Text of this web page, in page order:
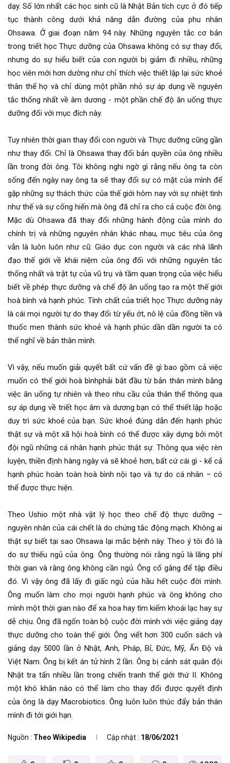
dạy. Số lớn nhất các học sinh cũ là Nhật Bản tích cực ở đó tiếp
tục thành công dưới khả năng dẫn đường của phu nhân
Ohsawa. Ở giai đoạn năm 94 này. Những nguyên tắc cơ bản
trong triết học Thực dưỡng của Ohsawa không có sự thay đổi,
nhưng do sự hiểu biết của con người bị giảm đi nhiều, những
học viên mới hơn dường như chỉ thích việc thiết lập lại sức khoẻ
thân thể họ và chỉ dùng một phần nhỏ sự áp dụng về nguyên
tắc thống nhất về âm dương - một phần chế độ ăn uống thực
dưỡng đối với mục đích này.
Tuy nhiên thời gian thay đổi con người và Thực dưỡng cũng gần
như thay đổi. Chỉ là Ohsawa thay đổi bản quyền của ông nhiều
lần trong đời ông. Tôi không nghi ngờ gì rằng nếu ông ta còn
sống đến ngày nay ông ta sẽ thay đổi sự có mặt của mình để
gặp những sự thách thức của thế giới hôm nay với sự nhiệt tình
như thế và sự cống hiến mà ông đã chỉ ra cho cả cuộc đời ông.
Mặc dù Ohsawa đã thay đổi những hành động của mình do
chính trị và những nguyên nhân khác nhau, mục tiêu của ông
vẫn là luôn luôn như cũ: Giáo dục con người và các nhà lãnh
đạo thế giới về khái niệm của ông đối với những nguyên tắc
thống nhất và trật tự của vũ trụ và tầm quan trọng của việc hiểu
biết về phép thực dưỡng và chế độ ăn uống tạo ra một thế giới
hoà bình và hạnh phúc. Tính chất của triết học Thực dưỡng này
là cái mọi người tự do thay đổi từ yếu ớt, nô lệ của đồng tiền và
thuốc men thành sức khoẻ và hạnh phúc dần dần người ta có
thể nghĩ về bản thân mình.
Vì vậy, nếu muốn giải quyết bất cứ vấn đề gì bao gồm cả việc
muốn có thế giới hoà bìnhphải bắt đầu từ bản thân mình bằng
việc ăn uống tự nhiên và theo nhu cầu của thân thể thông qua
sự áp dụng về triết học âm và dương bạn có thể thiết lập hoặc
duy trì sức khoẻ của bạn. Sức khoẻ đúng dẫn đến hạnh phúc
thật sự và một xã hội hoà bình có thể được xây dựng bởi một
đội ngũ những cá nhân hạnh phúc thật sự. Thông qua việc rèn
luyện, thiền định hàng ngày và sẽ khoẻ hơn, bất cứ cái gì - kể cả
hạnh phúc hoàn toàn hoà bình nội tạo và tự do cá nhân – có
thể được thực hiện.
Theo Ushio một nhà vật lý học theo chế độ thực dưỡng –
nguyên nhân của cái chết là do chứng tắc động mạch. Không ai
thật sự biết tại sao Ohsawa lại mắc bệnh này. Theo ý tôi đó là
do sự thiếu ngủ của ông. Ông thường nói rằng ngủ là lãng phí
thời gian và rằng ông không cần ngủ. Ông cố gắng để tập điều
đó. Vì vậy ông đã lấy đi giấc ngủ của hầu hết cuộc đời mình.
Ông muốn làm cho mọi người hạnh phúc và ông không cho
mình một thời gian nào để xa hoa hay tìm kiếm khoái lạc hay sự
dễ chịu. Ông đã ngốn toàn bộ cuộc đời mình với việc giảng dạy
thực dưỡng cho toàn thế giới. Ông viết hơn 300 cuốn sách và
giảng dạy 5000 lần ở Nhật, Anh, Pháp, Bỉ, Đức, Mỹ, Ấn Độ và
Việt Nam. Ông bị kết án tử hình 2 lần. Ông bị cảnh sát quân đội
Nhật tra tấn nhiều lần trong chiến tranh thế giới thứ II. Không
một khó khăn nào có thể làm cho thay đổi được quyết định
của ông là dạy Macrobiotics. Ông luôn luôn thúc đẩy bản thân
mình đi tới giới hạn.
Nguồn Theo Wikipedia Cập nhật 18/06/2021